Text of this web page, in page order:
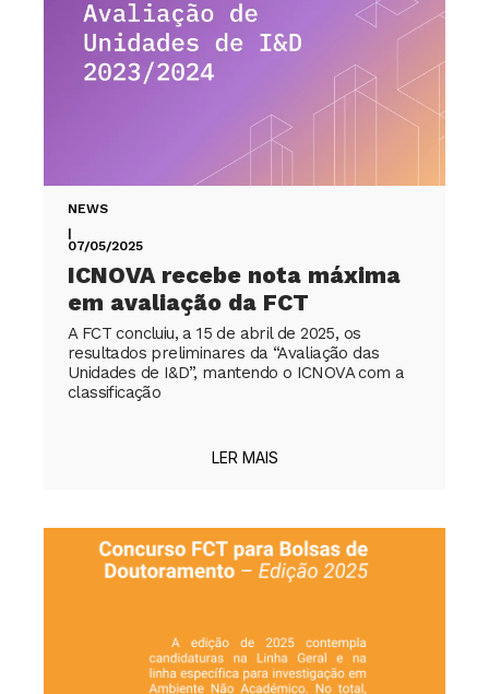
NEWS
|
07/05/2025
ICNOVA recebe nota máxima
em avaliação da FCT
A FCT concluiu, a 15 de abril de 2025, os
resultados preliminares da “Avaliação das
Unidades de I&D”, mantendo o ICNOVA com a
classificação
LER MAIS